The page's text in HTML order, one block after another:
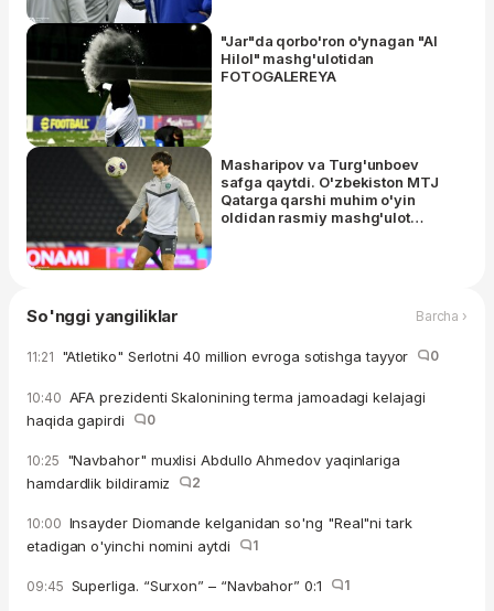
"Jar"da qorbo'ron o'ynagan "Al
Hilol" mashg'ulotidan
FOTOGALEREYA
Masharipov va Turg'unboev
safga qaytdi. O'zbekiston MTJ
Qatarga qarshi muhim o'yin
oldidan rasmiy mashg'ulot
So'nggi yangiliklar Barcha ›
11:21 "Atletiko" Serlotni 40 million evroga sotishga tayyor 0
10:40 AFA prezidenti Skalonining terma jamoadagi kelajagi
haqida gapirdi
0
10:25 "Navbahor" muxlisi Abdullo Ahmedov yaqinlariga
hamdardlik bildiramiz
2
10:00 Insayder Diomande kelganidan so'ng "Real"ni tark
etadigan o'yinchi nomini aytdi
1
09:45 Superliga. “Surxon” – “Navbahor” 0:1 1